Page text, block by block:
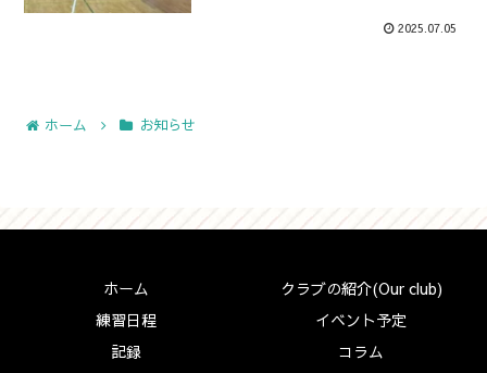
2025.07.05
ホーム お知らせ
ホーム
クラブの紹介(Our club)
練習日程
イベント予定
記録
コラム